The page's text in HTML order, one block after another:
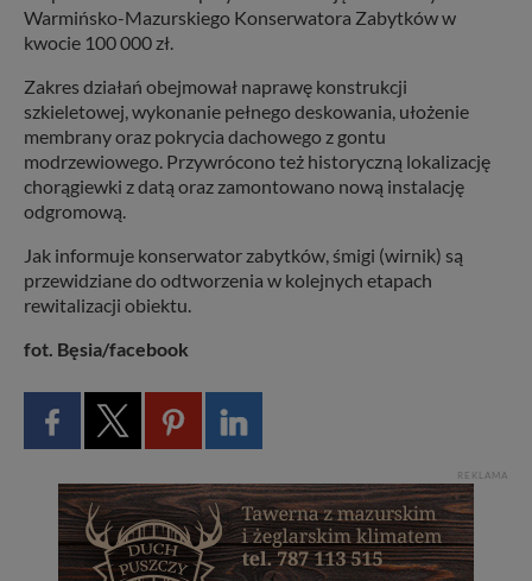
Warmińsko-Mazurskiego Konserwatora Zabytków w
kwocie 100 000 zł.
Zakres działań obejmował naprawę konstrukcji
szkieletowej, wykonanie pełnego deskowania, ułożenie
membrany oraz pokrycia dachowego z gontu
modrzewiowego. Przywrócono też historyczną lokalizację
chorągiewki z datą oraz zamontowano nową instalację
odgromową.
Jak informuje konserwator zabytków, śmigi (wirnik) są
przewidziane do odtworzenia w kolejnych etapach
rewitalizacji obiektu.
fot. Bęsia/facebook
REKLAMA